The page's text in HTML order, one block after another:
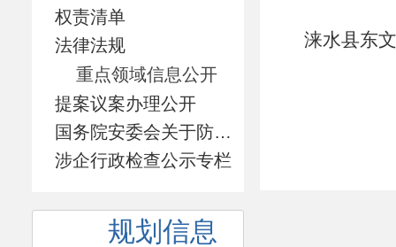
权责清单
法律法规
重点领域信息公开
提案议案办理公开
国务院安委会关于防范遏制矿山领域重特大生产安全事故的硬措施专栏
涉企行政检查公示专栏
规划信息
涞水县东